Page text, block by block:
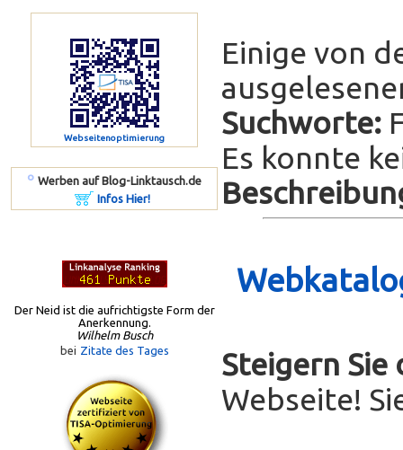
Webseitenoptimierung
º Werben auf Blog-Linktausch.de
Infos Hier!
Der Neid ist die aufrichtigste Form der
Anerkennung.
Wilhelm Busch
bei Zitate des Tages
Einige von
Suchworte:
Es konnte
Steigern Sie
Webseite!